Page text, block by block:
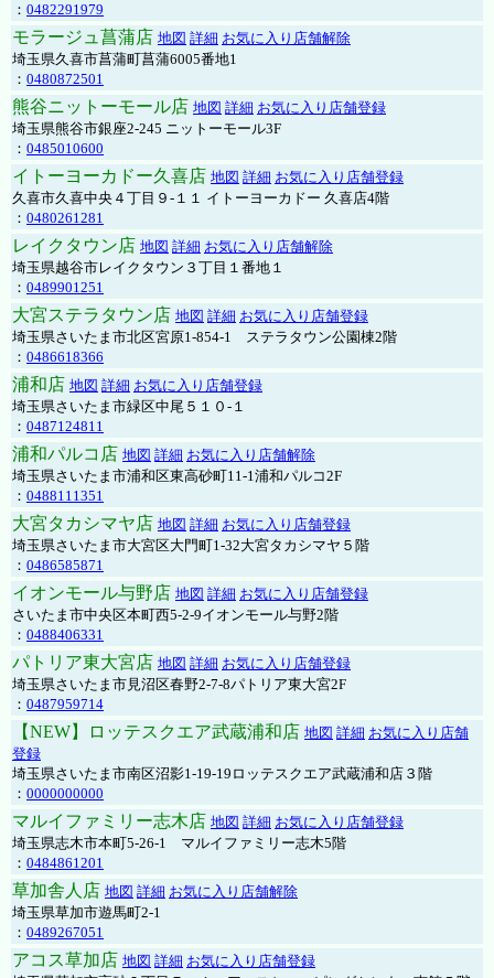
： 0482291979
モラージュ菖蒲店 地図 詳細 お気に入り店舗解除
埼玉県久喜市菖蒲町菖蒲6005番地1
： 0480872501
熊谷ニットーモール店 地図 詳細 お気に入り店舗登録
埼玉県熊谷市銀座2-245 ニットーモール3F
： 0485010600
イトーヨーカドー久喜店 地図 詳細 お気に入り店舗登録
久喜市久喜中央４丁目９-１１ イトーヨーカドー 久喜店4階
： 0480261281
レイクタウン店 地図 詳細 お気に入り店舗解除
埼玉県越谷市レイクタウン３丁目１番地１
： 0489901251
大宮ステラタウン店 地図 詳細 お気に入り店舗登録
埼玉県さいたま市北区宮原1-854-1 ステラタウン公園棟2階
： 0486618366
浦和店 地図 詳細 お気に入り店舗登録
埼玉県さいたま市緑区中尾５１０-１
： 0487124811
浦和パルコ店 地図 詳細 お気に入り店舗解除
埼玉県さいたま市浦和区東高砂町11-1浦和パルコ2F
： 0488111351
大宮タカシマヤ店 地図 詳細 お気に入り店舗登録
埼玉県さいたま市大宮区大門町1-32大宮タカシマヤ５階
： 0486585871
イオンモール与野店 地図 詳細 お気に入り店舗登録
さいたま市中央区本町西5-2-9イオンモール与野2階
： 0488406331
パトリア東大宮店 地図 詳細 お気に入り店舗登録
埼玉県さいたま市見沼区春野2-7-8パトリア東大宮2F
： 0487959714
【NEW】ロッテスクエア武蔵浦和店 地図 詳細 お気に入り店舗
登録
埼玉県さいたま市南区沼影1-19-19ロッテスクエア武蔵浦和店３階
： 0000000000
マルイファミリー志木店 地図 詳細 お気に入り店舗登録
埼玉県志木市本町5-26-1 マルイファミリー志木5階
： 0484861201
草加舎人店 地図 詳細 お気に入り店舗解除
埼玉県草加市遊馬町2-1
： 0489267051
アコス草加店 地図 詳細 お気に入り店舗登録